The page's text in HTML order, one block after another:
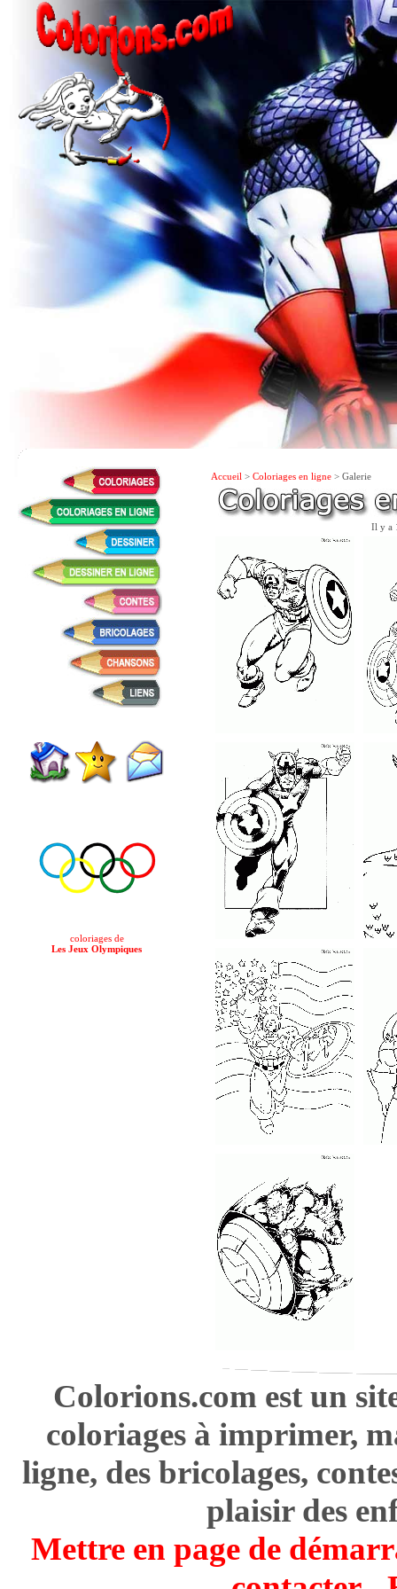
coloriages de
Les Jeux Olympiques
Accueil > Coloriages en ligne> Galerie
Il y a
Colorions.com est un
coloriages à imprimer,
ligne, des bricolages,
plaisir des
Mettre en page de